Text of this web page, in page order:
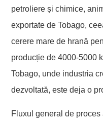
petroliere și chimice,
exportate de Tobago,
cerere mare de hrană
producție de 4000-5000
Tobago, unde industria
dezvoltată, este deja o
Fluxul general de